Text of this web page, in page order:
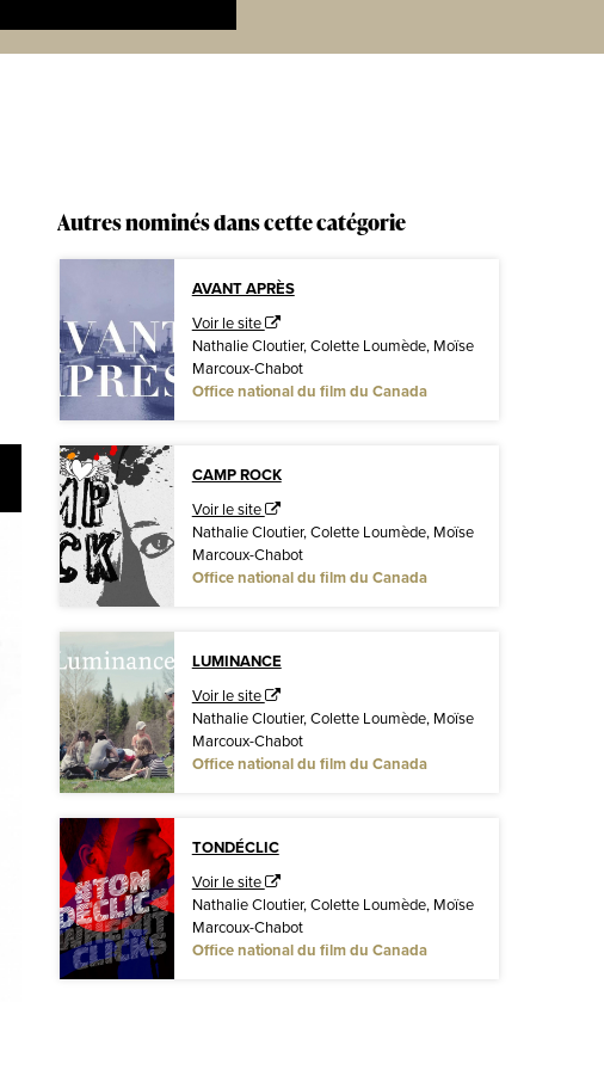
Autres nominés dans cette catégorie
AVANT APRÈS
Voir le site
Nathalie Cloutier, Colette Loumède, Moïse
Marcoux-Chabot
Office national du film du Canada
CAMP ROCK
Voir le site
Nathalie Cloutier, Colette Loumède, Moïse
Marcoux-Chabot
Office national du film du Canada
LUMINANCE
Voir le site
Nathalie Cloutier, Colette Loumède, Moïse
Marcoux-Chabot
Office national du film du Canada
TONDÉCLIC
Voir le site
Nathalie Cloutier, Colette Loumède, Moïse
Marcoux-Chabot
Office national du film du Canada